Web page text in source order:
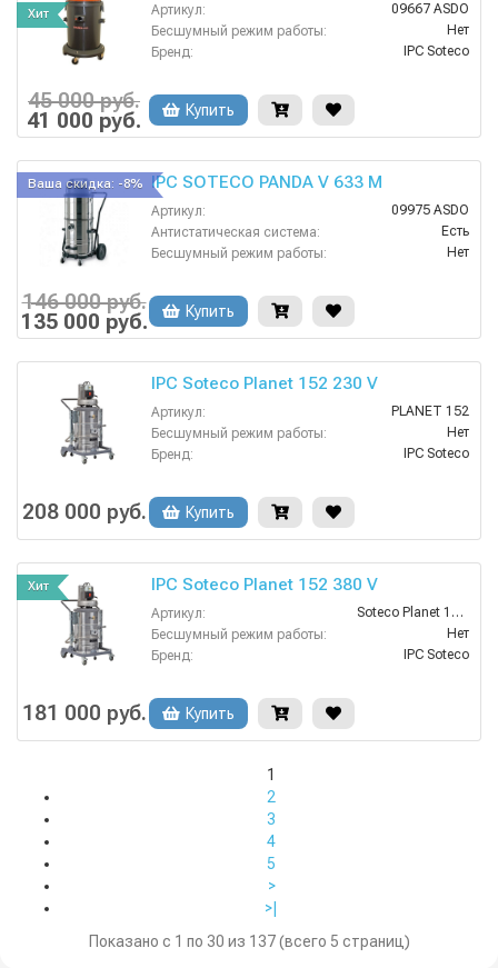
Хит Артикул:
09667 ASDO
Бесшумный режим работы:
Нет
Бренд:
IPC Soteco
Всасывающий шланг (м):
Защита от перелива воды:
45 000 руб.
41 000 руб. Купить
Ваша скидка: -8% IPC SOTECO PANDA V 633 M
Артикул:
09975 ASDO
Антистатическая система:
Есть
Бесшумный режим работы:
Нет
Взрывозащищенное исполнение:
Возможность сбора жидкой грязи:
146 000 руб.
135 000 руб. Купить
IPC Soteco Planet 152 230 V
Артикул:
PLANET 152
Бесшумный режим работы:
Нет
Бренд:
IPC Soteco
Возможность сбора жидкой грязи:
Длина всасывающей трубки:
208 000 руб. Купить
Хит IPC Soteco Planet 152 380 V
Артикул:
Soteco Planet 152 380V
Бесшумный режим работы:
Нет
Бренд:
IPC Soteco
Возможность сбора жидкой грязи:
Длина всасывающей трубки:
181 000 руб. Купить
1
2
3
4
5
>
>|
Показано с 1 по 30 из 137 (всего 5 страниц)